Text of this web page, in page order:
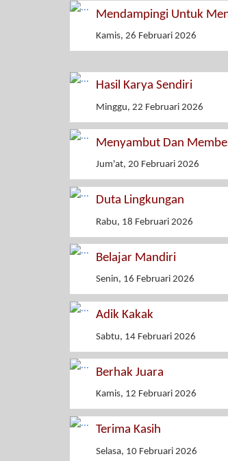
Mendampingi Untuk
Kamis, 26 Februari 2026
Hasil Karya Sendiri
Minggu, 22 Februari 2026
Menyambut Dan
Jum'at, 20 Februari 2026
Duta Lingkungan
Rabu, 18 Februari 2026
Belajar Mandiri
Senin, 16 Februari 2026
Adik Kakak
Sabtu, 14 Februari 2026
Berhak Juara
Kamis, 12 Februari 2026
Terima Kasih
Selasa, 10 Februari 2026